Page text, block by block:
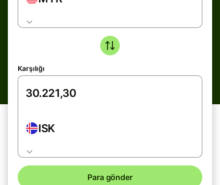
Karşılığı
ISK
Para gönder